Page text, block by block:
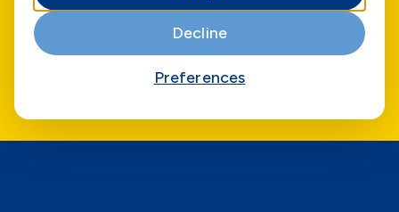
Soumettre
Decline
Preferences